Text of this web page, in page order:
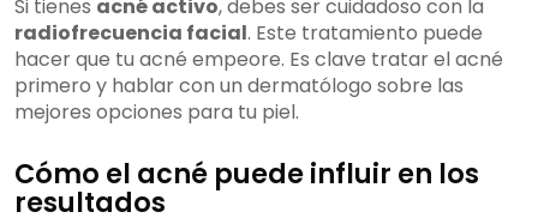
Si tienes acné activo, debes ser cuidadoso con la
radiofrecuencia facial. Este tratamiento puede
hacer que tu acné empeore. Es clave tratar el acné
primero y hablar con un dermatólogo sobre las
mejores opciones para tu piel.
Cómo el acné puede influir en los
resultados